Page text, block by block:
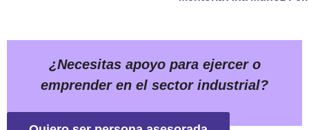
¿Necesitas apoyo para ejercer o
emprender en el sector industrial?